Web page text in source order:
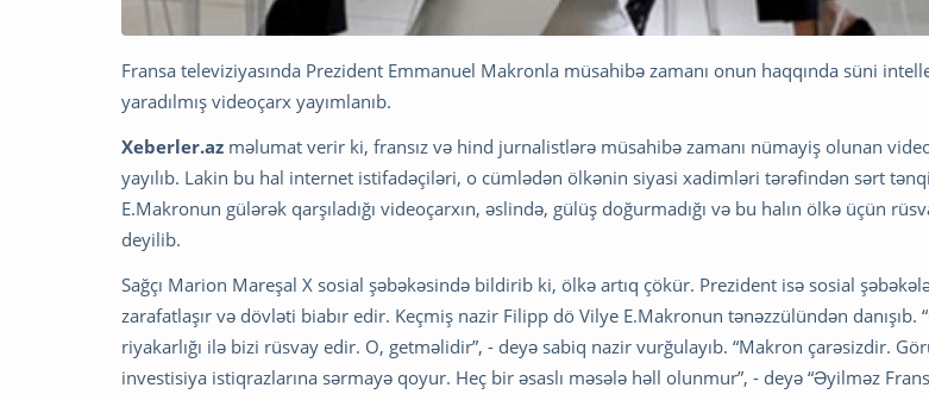
Fransa televiziyasında Prezident Emmanuel Makronla müsahibə zamanı onun haqqında süni
yaradılmış videoçarx yayımlanıb.
Xeberler.az məlumat verir ki, fransız və hind jurnalistlərə müsahibə zamanı nümayiş olunan
yayılıb. Lakin bu hal internet istifadəçiləri, o cümlədən ölkənin siyasi xadimləri tərəfindən sərt
E.Makronun gülərək qarşıladığı videoçarxın, əslində, gülüş doğurmadığı və bu halın ölkə üçün
deyilib.
Sağçı Marion Mareşal X sosial şəbəkəsində bildirib ki, ölkə artıq çökür. Prezident isə sosial
zarafatlaşır və dövləti biabır edir. Keçmiş nazir Filipp dö Vilye E.Makronun tənəzzülündən danışıb.
riyakarlığı ilə bizi rüsvay edir. O, getməlidir”, - deyə sabiq nazir vurğulayıb. “Makron çarəsizdir.
investisiya istiqrazlarına sərmayə qoyur. Heç bir əsaslı məsələ həll olunmur”, - deyə “Əyilməz